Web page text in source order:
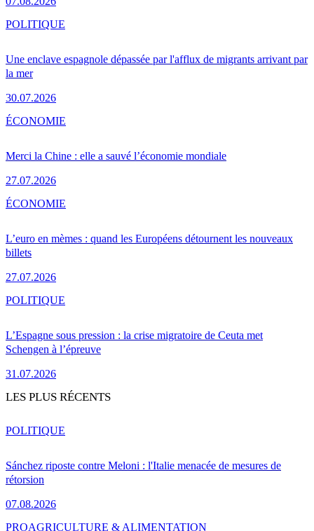
Une enclave espagnole dépassée par l'afflux de migrants arrivant par
la mer
30.07.2026
POLITIQUE
Merci la Chine : elle a sauvé l’économie mondiale
27.07.2026
ÉCONOMIE
L’euro en mèmes : quand les Européens détournent les nouveaux
billets
27.07.2026
ÉCONOMIE
L’Espagne sous pression : la crise migratoire de Ceuta met
Schengen à l’épreuve
31.07.2026
POLITIQUE
LES PLUS RÉCENTS
Sánchez riposte contre Meloni : l'Italie menacée de mesures de
rétorsion
07.08.2026
POLITIQUE
PROAGRICULTURE & ALIMENTATION